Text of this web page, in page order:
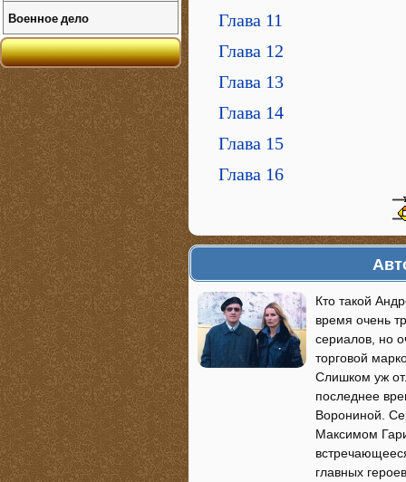
Глава 11
Глава 12
Глава 13
Глава 14
Глава 15
Глава 16
Кто такой
время очень
сериалов, но
торговой
Слишком уж
последнее
Ворониной.
Максимом
главных
Военное дело